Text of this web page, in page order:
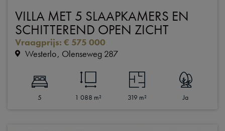
VILLA MET 5 SLAAPKAMERS EN
SCHITTEREND OPEN ZICHT
Vraagprijs: € 575 000
Westerlo Olenseweg 287
5 1 088 m² 319 m² Ja